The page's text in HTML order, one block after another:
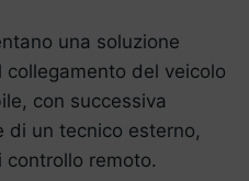
una soluzione
del veicolo
con successiva
di un tecnico esterno,
remoto.